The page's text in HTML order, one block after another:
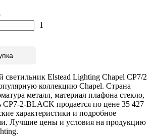
1
Elstead Lighting Chapel CP7/2
коллекцию Chapel. Страна
металл, материал плафона стекло,
2-BLACK продается по цене 35 427
характеристики и подробное
Лучшие цены и условия на продукцию